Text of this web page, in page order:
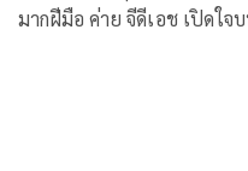
มากฝีมือ ค่าย จีดีเอช เปิดใ